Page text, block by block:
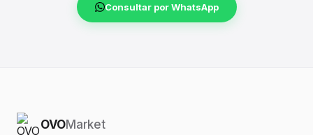
Consultar por WhatsApp
OVOMarket